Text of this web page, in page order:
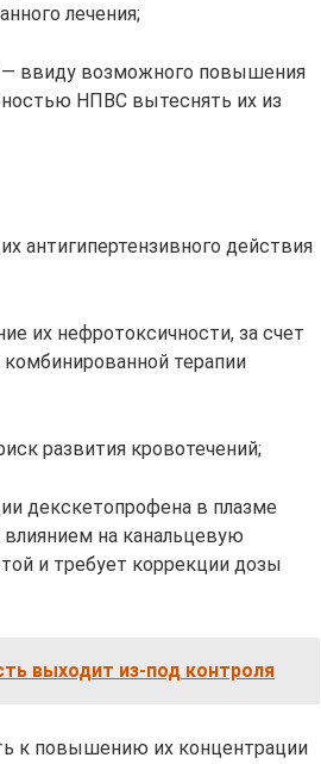
лечения;
— ввиду возможного повышения
НПВС вытеснять их из
антигипертензивного действия
их нефротоксичности, за счет
терапии
развития кровотечений;
декскетопрофена в плазме
на канальцевую
и требует коррекции дозы
выходит из-под контроля
к повышению их концентрации